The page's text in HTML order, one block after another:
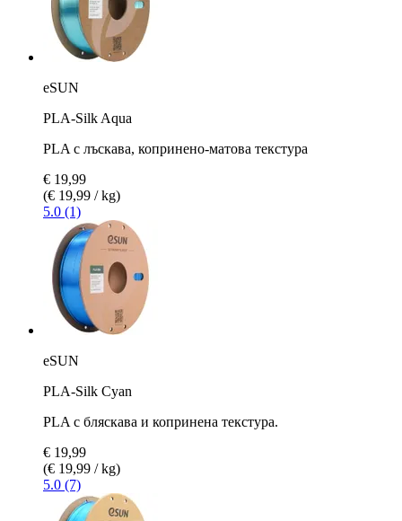
eSUN
PLA-Silk Aqua
PLA с лъскава, копринено-матова текстура
€ 19,99
(€ 19,99 / kg)
5.0 (1)
eSUN
PLA-Silk Cyan
PLA с бляскава и копринена текстура.
€ 19,99
(€ 19,99 / kg)
5.0 (7)